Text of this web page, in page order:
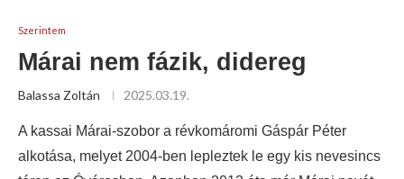
Szerintem
Márai nem fázik, didereg
Balassa Zoltán 2025.03.19.
A kassai Márai-szobor a révkomáromi Gáspár Péter
alkotása, melyet 2004-ben lepleztek le egy kis nevesincs